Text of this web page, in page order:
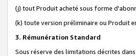
(j) tout Produit acheté sous forme
(k) toute version préliminaire ou Produit
3. Rémunération Standard
Sous réserve des limitations décrites